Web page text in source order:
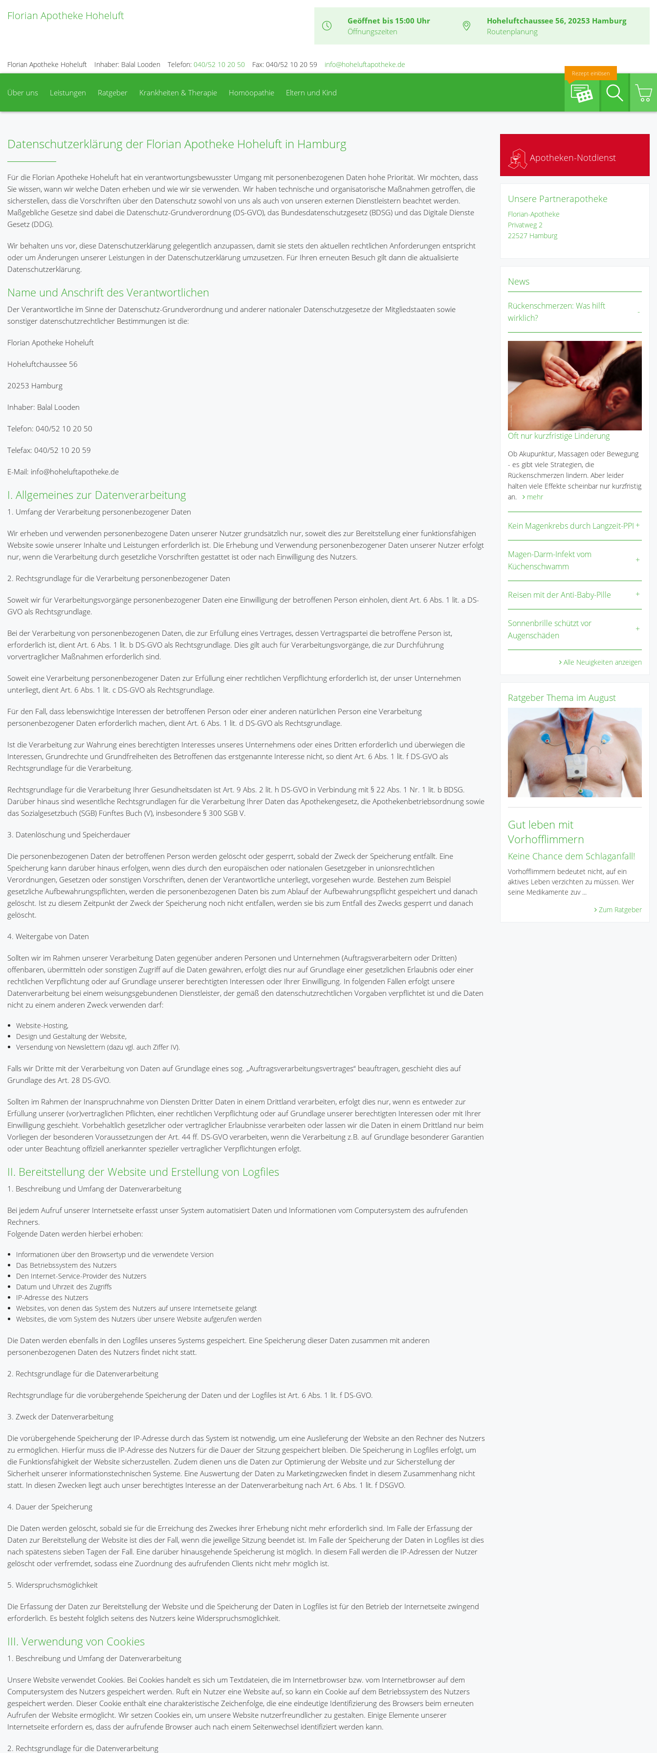
Florian Apotheke Hoheluft
Geöffnet bis 15:00 Uhr
Öffnungszeiten
Hoheluftchaussee 56, 20253 Hamburg
Routenplanung
Florian Apotheke Hoheluft Inhaber: Balal Looden Telefon: 040/52 10 20 50 Fax: 040/52 10 20 59 info@hoheluftapotheke.de
Über uns Leistungen Ratgeber Krankheiten & Therapie Homöopathie Eltern und Kind
Rezept einlösen
Suche
Datenschutzerklärung der Florian Apotheke Hoheluft in Hamburg
Für die Florian Apotheke Hoheluft hat ein verantwortungsbewusster Umgang mit personenbezogenen Daten hohe Priorität. Wir möchten, dass
Sie wissen, wann wir welche Daten erheben und wie wir sie verwenden. Wir haben technische und organisatorische Maßnahmen getroffen, die
sicherstellen, dass die Vorschriften über den Datenschutz sowohl von uns als auch von unseren externen Dienstleistern beachtet werden.
Maßgebliche Gesetze sind dabei die Datenschutz-Grundverordnung (DS-GVO), das Bundesdatenschutzgesetz (BDSG) und das Digitale Dienste
Gesetz (DDG).
Wir behalten uns vor, diese Datenschutzerklärung gelegentlich anzupassen, damit sie stets den aktuellen rechtlichen Anforderungen entspricht
oder um Änderungen unserer Leistungen in der Datenschutzerklärung umzusetzen. Für Ihren erneuten Besuch gilt dann die aktualisierte
Datenschutzerklärung.
Name und Anschrift des Verantwortlichen
Der Verantwortliche im Sinne der Datenschutz-Grundverordnung und anderer nationaler Datenschutzgesetze der Mitgliedstaaten sowie
sonstiger datenschutzrechtlicher Bestimmungen ist die:
Florian Apotheke Hoheluft
Hoheluftchaussee 56
20253 Hamburg
Inhaber: Balal Looden
Telefon: 040/52 10 20 50
Telefax: 040/52 10 20 59
E-Mail: info@hoheluftapotheke.de
I. Allgemeines zur Datenverarbeitung
1. Umfang der Verarbeitung personenbezogener Daten
Wir erheben und verwenden personenbezogene Daten unserer Nutzer grundsätzlich nur, soweit dies zur Bereitstellung einer funktionsfähigen
Website sowie unserer Inhalte und Leistungen erforderlich ist. Die Erhebung und Verwendung personenbezogener Daten unserer Nutzer erfolgt
nur, wenn die Verarbeitung durch gesetzliche Vorschriften gestattet ist oder nach Einwilligung des Nutzers.
2. Rechtsgrundlage für die Verarbeitung personenbezogener Daten
Soweit wir für Verarbeitungsvorgänge personenbezogener Daten eine Einwilligung der betroffenen Person einholen, dient Art. 6 Abs. 1 lit. a DS-
GVO als Rechtsgrundlage.
Bei der Verarbeitung von personenbezogenen Daten, die zur Erfüllung eines Vertrages, dessen Vertragspartei die betroffene Person ist,
erforderlich ist, dient Art. 6 Abs. 1 lit. b DS-GVO als Rechtsgrundlage. Dies gilt auch für Verarbeitungsvorgänge, die zur Durchführung
vorvertraglicher Maßnahmen erforderlich sind.
Soweit eine Verarbeitung personenbezogener Daten zur Erfüllung einer rechtlichen Verpflichtung erforderlich ist, der unser Unternehmen
unterliegt, dient Art. 6 Abs. 1 lit. c DS-GVO als Rechtsgrundlage.
Für den Fall, dass lebenswichtige Interessen der betroffenen Person oder einer anderen natürlichen Person eine Verarbeitung
personenbezogener Daten erforderlich machen, dient Art. 6 Abs. 1 lit. d DS-GVO als Rechtsgrundlage.
Ist die Verarbeitung zur Wahrung eines berechtigten Interesses unseres Unternehmens oder eines Dritten erforderlich und überwiegen die
Interessen, Grundrechte und Grundfreiheiten des Betroffenen das erstgenannte Interesse nicht, so dient Art. 6 Abs. 1 lit. f DS-GVO als
Rechtsgrundlage für die Verarbeitung.
Rechtsgrundlage für die Verarbeitung Ihrer Gesundheitsdaten ist Art. 9 Abs. 2 lit. h DS-GVO in Verbindung mit § 22 Abs. 1 Nr. 1 lit. b BDSG.
Darüber hinaus sind wesentliche Rechtsgrundlagen für die Verarbeitung Ihrer Daten das Apothekengesetz, die Apothekenbetriebsordnung sowie
das Sozialgesetzbuch (SGB) Fünftes Buch (V), insbesondere § 300 SGB V.
3. Datenlöschung und Speicherdauer
Die personenbezogenen Daten der betroffenen Person werden gelöscht oder gesperrt, sobald der Zweck der Speicherung entfällt. Eine
Speicherung kann darüber hinaus erfolgen, wenn dies durch den europäischen oder nationalen Gesetzgeber in unionsrechtlichen
Verordnungen, Gesetzen oder sonstigen Vorschriften, denen der Verantwortliche unterliegt, vorgesehen wurde. Bestehen zum Beispiel
gesetzliche Aufbewahrungspflichten, werden die personenbezogenen Daten bis zum Ablauf der Aufbewahrungspflicht gespeichert und danach
gelöscht. Ist zu diesem Zeitpunkt der Zweck der Speicherung noch nicht entfallen, werden sie bis zum Entfall des Zwecks gesperrt und danach
gelöscht.
4. Weitergabe von Daten
Sollten wir im Rahmen unserer Verarbeitung Daten gegenüber anderen Personen und Unternehmen (Auftragsverarbeitern oder Dritten)
offenbaren, übermitteln oder sonstigen Zugriff auf die Daten gewähren, erfolgt dies nur auf Grundlage einer gesetzlichen Erlaubnis oder einer
rechtlichen Verpflichtung oder auf Grundlage unserer berechtigten Interessen oder Ihrer Einwilligung. In folgenden Fällen erfolgt unsere
Datenverarbeitung bei einem weisungsgebundenen Dienstleister, der gemäß den datenschutzrechtlichen Vorgaben verpflichtet ist und die Daten
nicht zu einem anderen Zweck verwenden darf:
Website-Hosting,
Design und Gestaltung der Website,
Versendung von Newslettern (dazu vgl. auch Ziffer IV).
Falls wir Dritte mit der Verarbeitung von Daten auf Grundlage eines sog. „Auftragsverarbeitungsvertrages“ beauftragen, geschieht dies auf
Grundlage des Art. 28 DS-GVO.
Sollten im Rahmen der Inanspruchnahme von Diensten Dritter Daten in einem Drittland verarbeiten, erfolgt dies nur, wenn es entweder zur
Erfüllung unserer (vor)vertraglichen Pflichten, einer rechtlichen Verpflichtung oder auf Grundlage unserer berechtigten Interessen oder mit Ihrer
Einwilligung geschieht. Vorbehaltlich gesetzlicher oder vertraglicher Erlaubnisse verarbeiten oder lassen wir die Daten in einem Drittland nur beim
Vorliegen der besonderen Voraussetzungen der Art. 44 ff. DS-GVO verarbeiten, wenn die Verarbeitung z.B. auf Grundlage besonderer Garantien
oder unter Beachtung offiziell anerkannter spezieller vertraglicher Verpflichtungen erfolgt.
II. Bereitstellung der Website und Erstellung von Logfiles
1. Beschreibung und Umfang der Datenverarbeitung
Bei jedem Aufruf unserer Internetseite erfasst unser System automatisiert Daten und Informationen vom Computersystem des aufrufenden
Rechners.
Folgende Daten werden hierbei erhoben:
Informationen über den Browsertyp und die verwendete Version
Das Betriebssystem des Nutzers
Den Internet-Service-Provider des Nutzers
Datum und Uhrzeit des Zugriffs
IP-Adresse des Nutzers
Websites, von denen das System des Nutzers auf unsere Internetseite gelangt
Websites, die vom System des Nutzers über unsere Website aufgerufen werden
Die Daten werden ebenfalls in den Logfiles unseres Systems gespeichert. Eine Speicherung dieser Daten zusammen mit anderen
personenbezogenen Daten des Nutzers findet nicht statt.
2. Rechtsgrundlage für die Datenverarbeitung
Rechtsgrundlage für die vorübergehende Speicherung der Daten und der Logfiles ist Art. 6 Abs. 1 lit. f DS-GVO.
3. Zweck der Datenverarbeitung
Die vorübergehende Speicherung der IP-Adresse durch das System ist notwendig, um eine Auslieferung der Website an den Rechner des Nutzers
zu ermöglichen. Hierfür muss die IP-Adresse des Nutzers für die Dauer der Sitzung gespeichert bleiben. Die Speicherung in Logfiles erfolgt, um
die Funktionsfähigkeit der Website sicherzustellen. Zudem dienen uns die Daten zur Optimierung der Website und zur Sicherstellung der
Sicherheit unserer informationstechnischen Systeme. Eine Auswertung der Daten zu Marketingzwecken findet in diesem Zusammenhang nicht
statt. In diesen Zwecken liegt auch unser berechtigtes Interesse an der Datenverarbeitung nach Art. 6 Abs. 1 lit. f DSGVO.
4. Dauer der Speicherung
Die Daten werden gelöscht, sobald sie für die Erreichung des Zweckes ihrer Erhebung nicht mehr erforderlich sind. Im Falle der Erfassung der
Daten zur Bereitstellung der Website ist dies der Fall, wenn die jeweilige Sitzung beendet ist. Im Falle der Speicherung der Daten in Logfiles ist dies
nach spätestens sieben Tagen der Fall. Eine darüber hinausgehende Speicherung ist möglich. In diesem Fall werden die IP-Adressen der Nutzer
gelöscht oder verfremdet, sodass eine Zuordnung des aufrufenden Clients nicht mehr möglich ist.
5. Widerspruchsmöglichkeit
Die Erfassung der Daten zur Bereitstellung der Website und die Speicherung der Daten in Logfiles ist für den Betrieb der Internetseite zwingend
erforderlich. Es besteht folglich seitens des Nutzers keine Widerspruchsmöglichkeit.
III. Verwendung von Cookies
1. Beschreibung und Umfang der Datenverarbeitung
Unsere Website verwendet Cookies. Bei Cookies handelt es sich um Textdateien, die im Internetbrowser bzw. vom Internetbrowser auf dem
Computersystem des Nutzers gespeichert werden. Ruft ein Nutzer eine Website auf, so kann ein Cookie auf dem Betriebssystem des Nutzers
gespeichert werden. Dieser Cookie enthält eine charakteristische Zeichenfolge, die eine eindeutige Identifizierung des Browsers beim erneuten
Aufrufen der Website ermöglicht. Wir setzen Cookies ein, um unsere Website nutzerfreundlicher zu gestalten. Einige Elemente unserer
Internetseite erfordern es, dass der aufrufende Browser auch nach einem Seitenwechsel identifiziert werden kann.
2. Rechtsgrundlage für die Datenverarbeitung
Apotheken-Notdienst
Unsere Partnerapotheke
Florian-Apotheke
Privatweg 2
22527 Hamburg
News
Rückenschmerzen: Was hilft
wirklich?
Oft nur kurzfristige Linderung
Ob Akupunktur, Massagen oder Bewegung
- es gibt viele Strategien, die
Rückenschmerzen lindern. Aber leider
halten viele Effekte scheinbar nur kurzfristig
an.
mehr
Kein Magenkrebs durch Langzeit-PPI
Magen-Darm-Infekt vom
Küchenschwamm
Reisen mit der Anti-Baby-Pille
Sonnenbrille schützt vor
Augenschäden
Alle Neuigkeiten anzeigen
Ratgeber Thema im August
Gut leben mit
Vorhofflimmern
Keine Chance dem Schlaganfall!
Vorhofflimmern bedeutet nicht, auf ein
aktives Leben verzichten zu müssen. Wer
seine Medikamente zuv ...
Zum Ratgeber